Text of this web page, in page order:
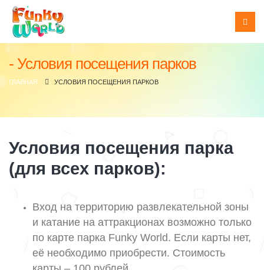
Условия посещения парков
ГЛАВНАЯ УСЛОВИЯ ПОСЕЩЕНИЯ ПАРКОВ
Условия посещения парка
(для всех парков):
Вход на территорию развлекательной зоны
и катание на аттракционах возможно только
по карте парка Funky World. Если карты нет,
её необходимо приобрести. Стоимость